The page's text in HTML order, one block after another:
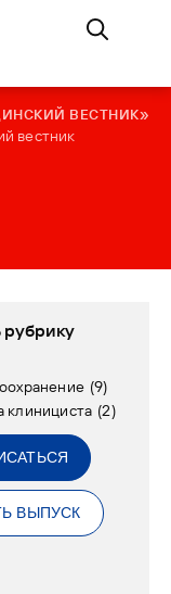
вестник
ВЕСТНИК»
(9)
клинициста (2)
ВЫПУСК